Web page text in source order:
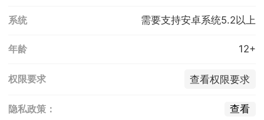
系统 需要支持安卓系统5.2以上
年龄 12+
权限要求 查看权限要求
隐私政策： 查看